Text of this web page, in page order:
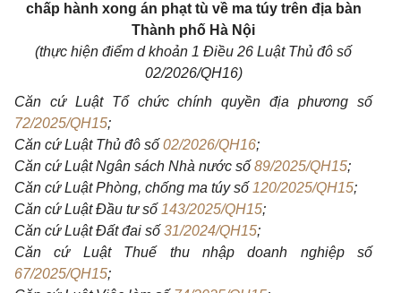
chấp hành xong án phạt tù về ma túy trên địa bàn
Thành phố Hà Nội
(thực hiện điểm d khoản 1 Điều 26 Luật Thủ đô số
02/2026/QH16)
Căn cứ Luật Tổ chức chính quyền địa phương số
72/2025/QH15;
Căn cứ Luật Thủ đô số 02/2026/QH16;
Căn cứ Luật Ngân sách Nhà nước số 89/2025/QH15;
Căn cứ Luật Phòng, chống ma túy số 120/2025/QH15;
Căn cứ Luật Đầu tư số 143/2025/QH15;
Căn cứ Luật Đất đai số 31/2024/QH15;
Căn cứ Luật Thuế thu nhập doanh nghiệp số
67/2025/QH15;